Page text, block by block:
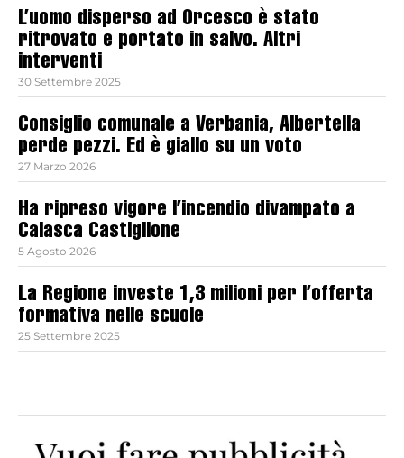
L’uomo disperso ad Orcesco è stato
ritrovato e portato in salvo. Altri
interventi
30 Settembre 2025
Consiglio comunale a Verbania, Albertella
perde pezzi. Ed è giallo su un voto
27 Marzo 2026
Ha ripreso vigore l’incendio divampato a
Calasca Castiglione
5 Agosto 2026
La Regione investe 1,3 milioni per l’offerta
formativa nelle scuole
25 Settembre 2025